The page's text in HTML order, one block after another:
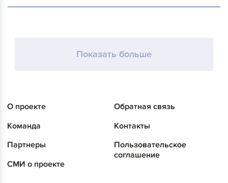
Показать больше
О проекте
Команда
Партнеры
СМИ о проекте
Обратная связь
Контакты
Пользовательское
соглашение